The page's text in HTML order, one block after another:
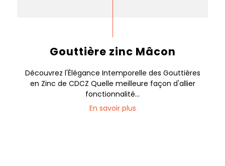
Gouttière zinc Mâcon
Découvrez l'Élégance Intemporelle des Gouttières
en Zinc de CDCZ Quelle meilleure façon d'allier
fonctionnalité...
En savoir plus